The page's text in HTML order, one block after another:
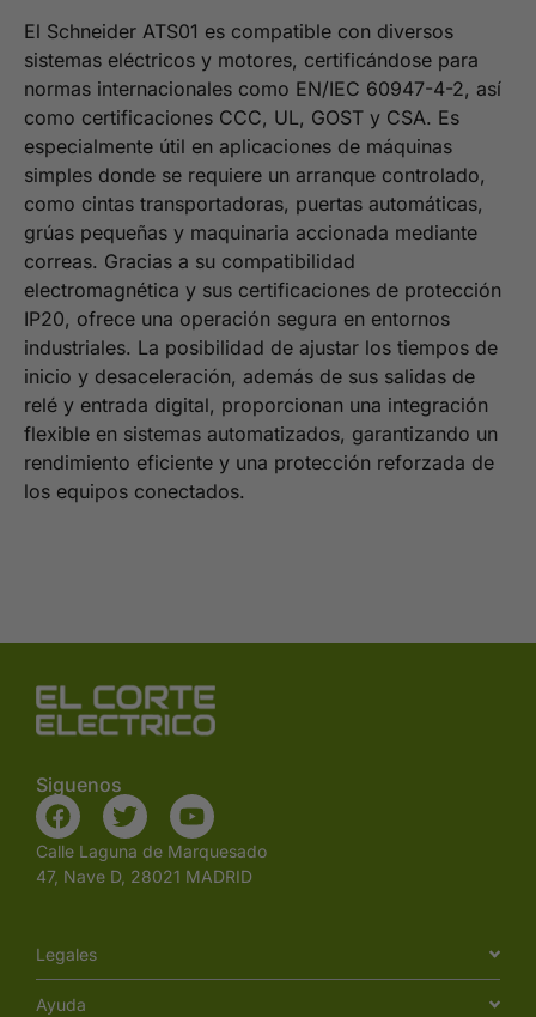
El Schneider ATS01 es compatible con diversos
sistemas eléctricos y motores, certificándose para
normas internacionales como EN/IEC 60947-4-2, así
como certificaciones CCC, UL, GOST y CSA. Es
especialmente útil en aplicaciones de máquinas
simples donde se requiere un arranque controlado,
como cintas transportadoras, puertas automáticas,
grúas pequeñas y maquinaria accionada mediante
correas. Gracias a su compatibilidad
electromagnética y sus certificaciones de protección
IP20, ofrece una operación segura en entornos
industriales. La posibilidad de ajustar los tiempos de
inicio y desaceleración, además de sus salidas de
relé y entrada digital, proporcionan una integración
flexible en sistemas automatizados, garantizando un
rendimiento eficiente y una protección reforzada de
los equipos conectados.
Siguenos
Calle Laguna de Marquesado
47, Nave D, 28021 MADRID
Legales
Ayuda